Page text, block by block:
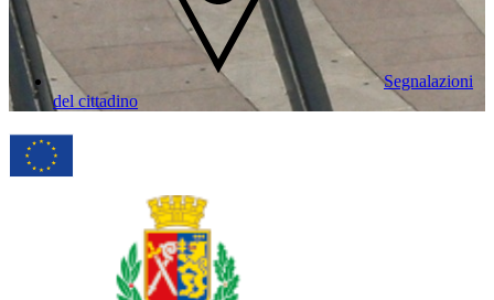
Segnalazioni
del cittadino